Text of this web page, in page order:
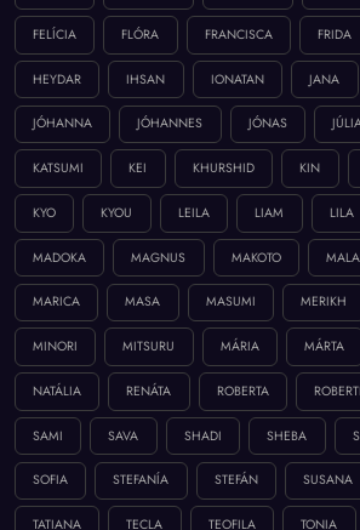
FELÍCIA FLÓRA FRANCISCA FRIDA
HEYDAR IHSAN IONATAN JANA
JÓHANNA JÓHANNES JÓNAS
KATSUMI KEI KHURSHID KIN
KYO KYOU LEILA LIAM LILA
MADOKA MAGNUS MAKOTO
MARICA MASA MASUMI MERIKH
MINORI MITSURU MÁRIA MÁRTA
NATÁLIA RENÁTA ROBERTA
SAMI SAVA SHADI SHEBA
SOFIA STEFANÍA STEFÁN SUSANA
TATIANA TECLA TEOFILA TONIA